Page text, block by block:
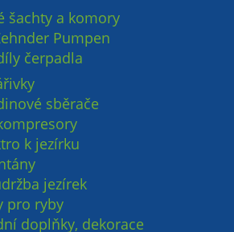
šachty a komory
Pumpen
čerpadla
sběrače
k jezírku
jezírek
pro ryby
doplňky, dekorace